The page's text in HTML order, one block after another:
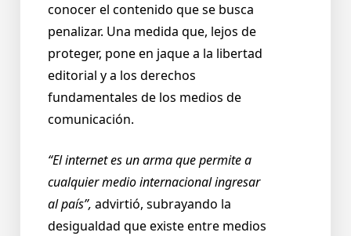
conocer el contenido que se busca
penalizar. Una medida que, lejos de
proteger, pone en jaque a la libertad
editorial y a los derechos
fundamentales de los medios de
comunicación.
“El internet es un arma que permite a
cualquier medio internacional ingresar
al país”, advirtió, subrayando la
desigualdad que existe entre medios